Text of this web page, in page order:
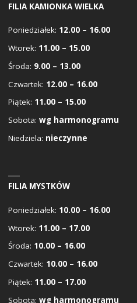
FILIA KAMIONKA WIELKA
Poniedziałek: 12.00 – 16.00
Wtorek: 11.00 – 15.00
Środa: 9.00 – 13.00
Czwartek: 12.00 – 16.00
Piątek: 11.00 – 15.00
Sobota: wg harmonogramu
Niedziela: nieczynne
FILIA MYSTKÓW
Poniedziałek: 10.00 – 16.00
Wtorek: 11.00 – 17.00
Środa: 10.00 – 16.00
Czwartek: 10.00 – 16.00
Piątek: 11.00 – 17.00
Sobota: wg harmonogramu